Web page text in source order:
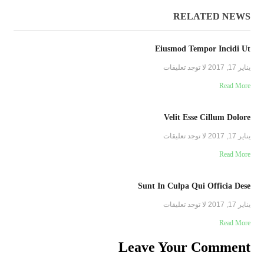
RELATED NEWS
Eiusmod Tempor Incidi Ut
يناير 17, 2017 لا توجد تعليقات
Read More
Velit Esse Cillum Dolore
يناير 17, 2017 لا توجد تعليقات
Read More
Sunt In Culpa Qui Officia Dese
يناير 17, 2017 لا توجد تعليقات
Read More
Leave Your Comment